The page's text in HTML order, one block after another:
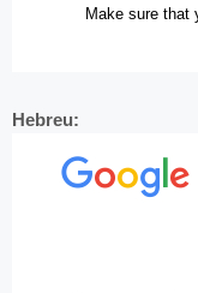
Hebreu: